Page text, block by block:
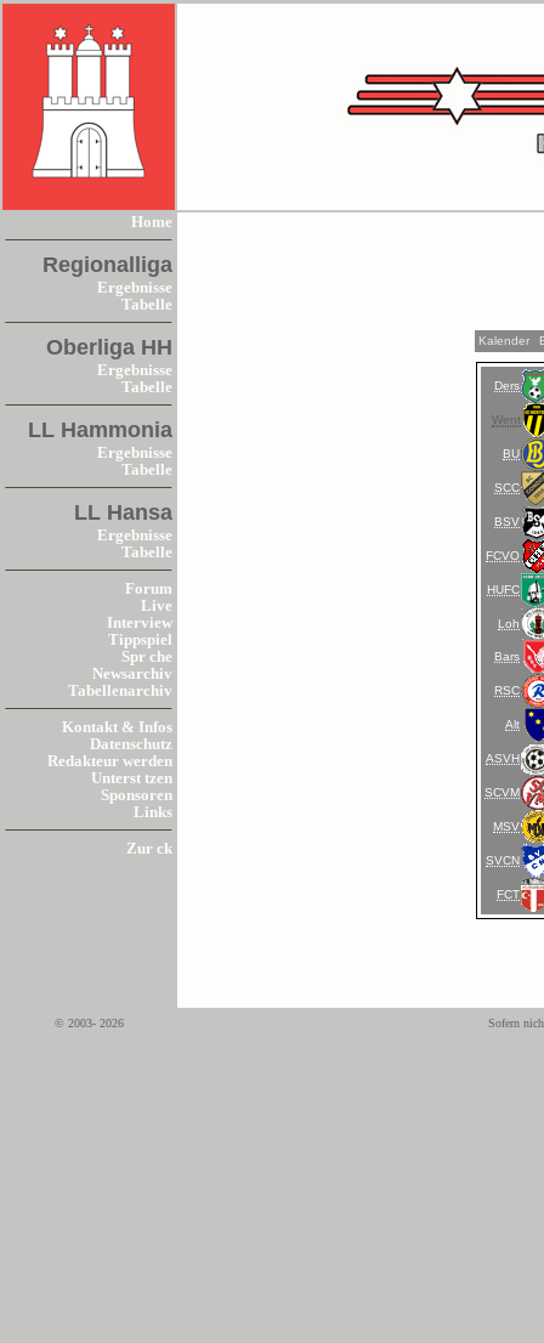
Home
Regionalliga
Ergebnisse
Tabelle
Oberliga HH
Ergebnisse
Tabelle
LL Hammonia
Ergebnisse
Tabelle
LL Hansa
Ergebnisse
Tabelle
Forum
Live
Interview
Tippspiel
Spr che
Newsarchiv
Tabellenarchiv
Kontakt & Infos
Datenschutz
Redakteur werden
Unterst tzen
Sponsoren
Links
Zur ck
Kalender
Ders
Went
BU
SCC
BSV
FCVO
HUFC
Loh
Bars
RSC
Alt
ASVH
SCVM
MSV
SVCN
FCT
© 2003- 2026 Sofern